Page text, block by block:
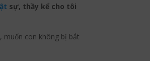
sự, thầy kể cho tôi
muốn con không bị bắt